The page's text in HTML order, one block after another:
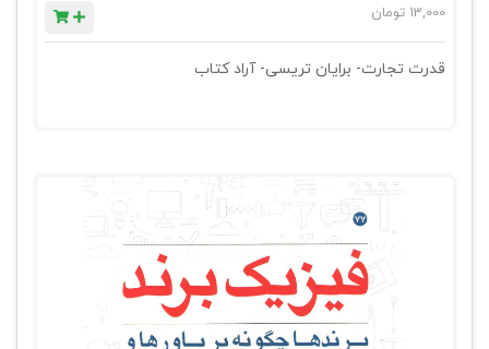
13,000 تومان
قدرت تجارت- برایان تریسی- آراد کتاب